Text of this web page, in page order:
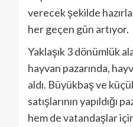
verecek şekilde
her geçen gün artıyor.
Yaklaşık 3 dönümlük
hayvan pazarında,
aldı. Büyükbaş ve
satışlarının yapıldığı
hem de vatandaşlar